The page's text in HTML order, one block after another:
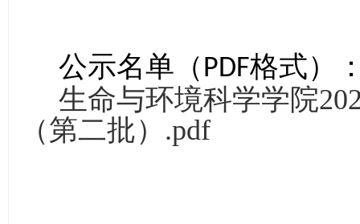
公示名单（PDF格式）
生命与环境科学学院
（第二批）.pdf